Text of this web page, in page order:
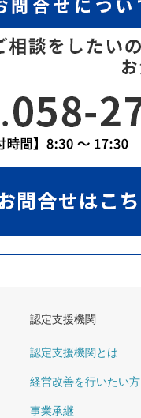
認定支援機関
認定支援機関とは
経営改善を行いたい方
事業承継